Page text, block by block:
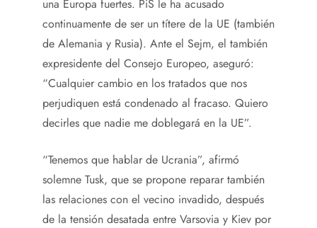
una Europa fuertes. PiS le ha acusado
continuamente de ser un títere de la UE (también
de Alemania y Rusia). Ante el Sejm, el también
expresidente del Consejo Europeo, aseguró:
“Cualquier cambio en los tratados que nos
perjudiquen está condenado al fracaso. Quiero
decirles que nadie me doblegará en la UE”.
“Tenemos que hablar de Ucrania”, afirmó
solemne Tusk, que se propone reparar también
las relaciones con el vecino invadido, después
de la tensión desatada entre Varsovia y Kiev por